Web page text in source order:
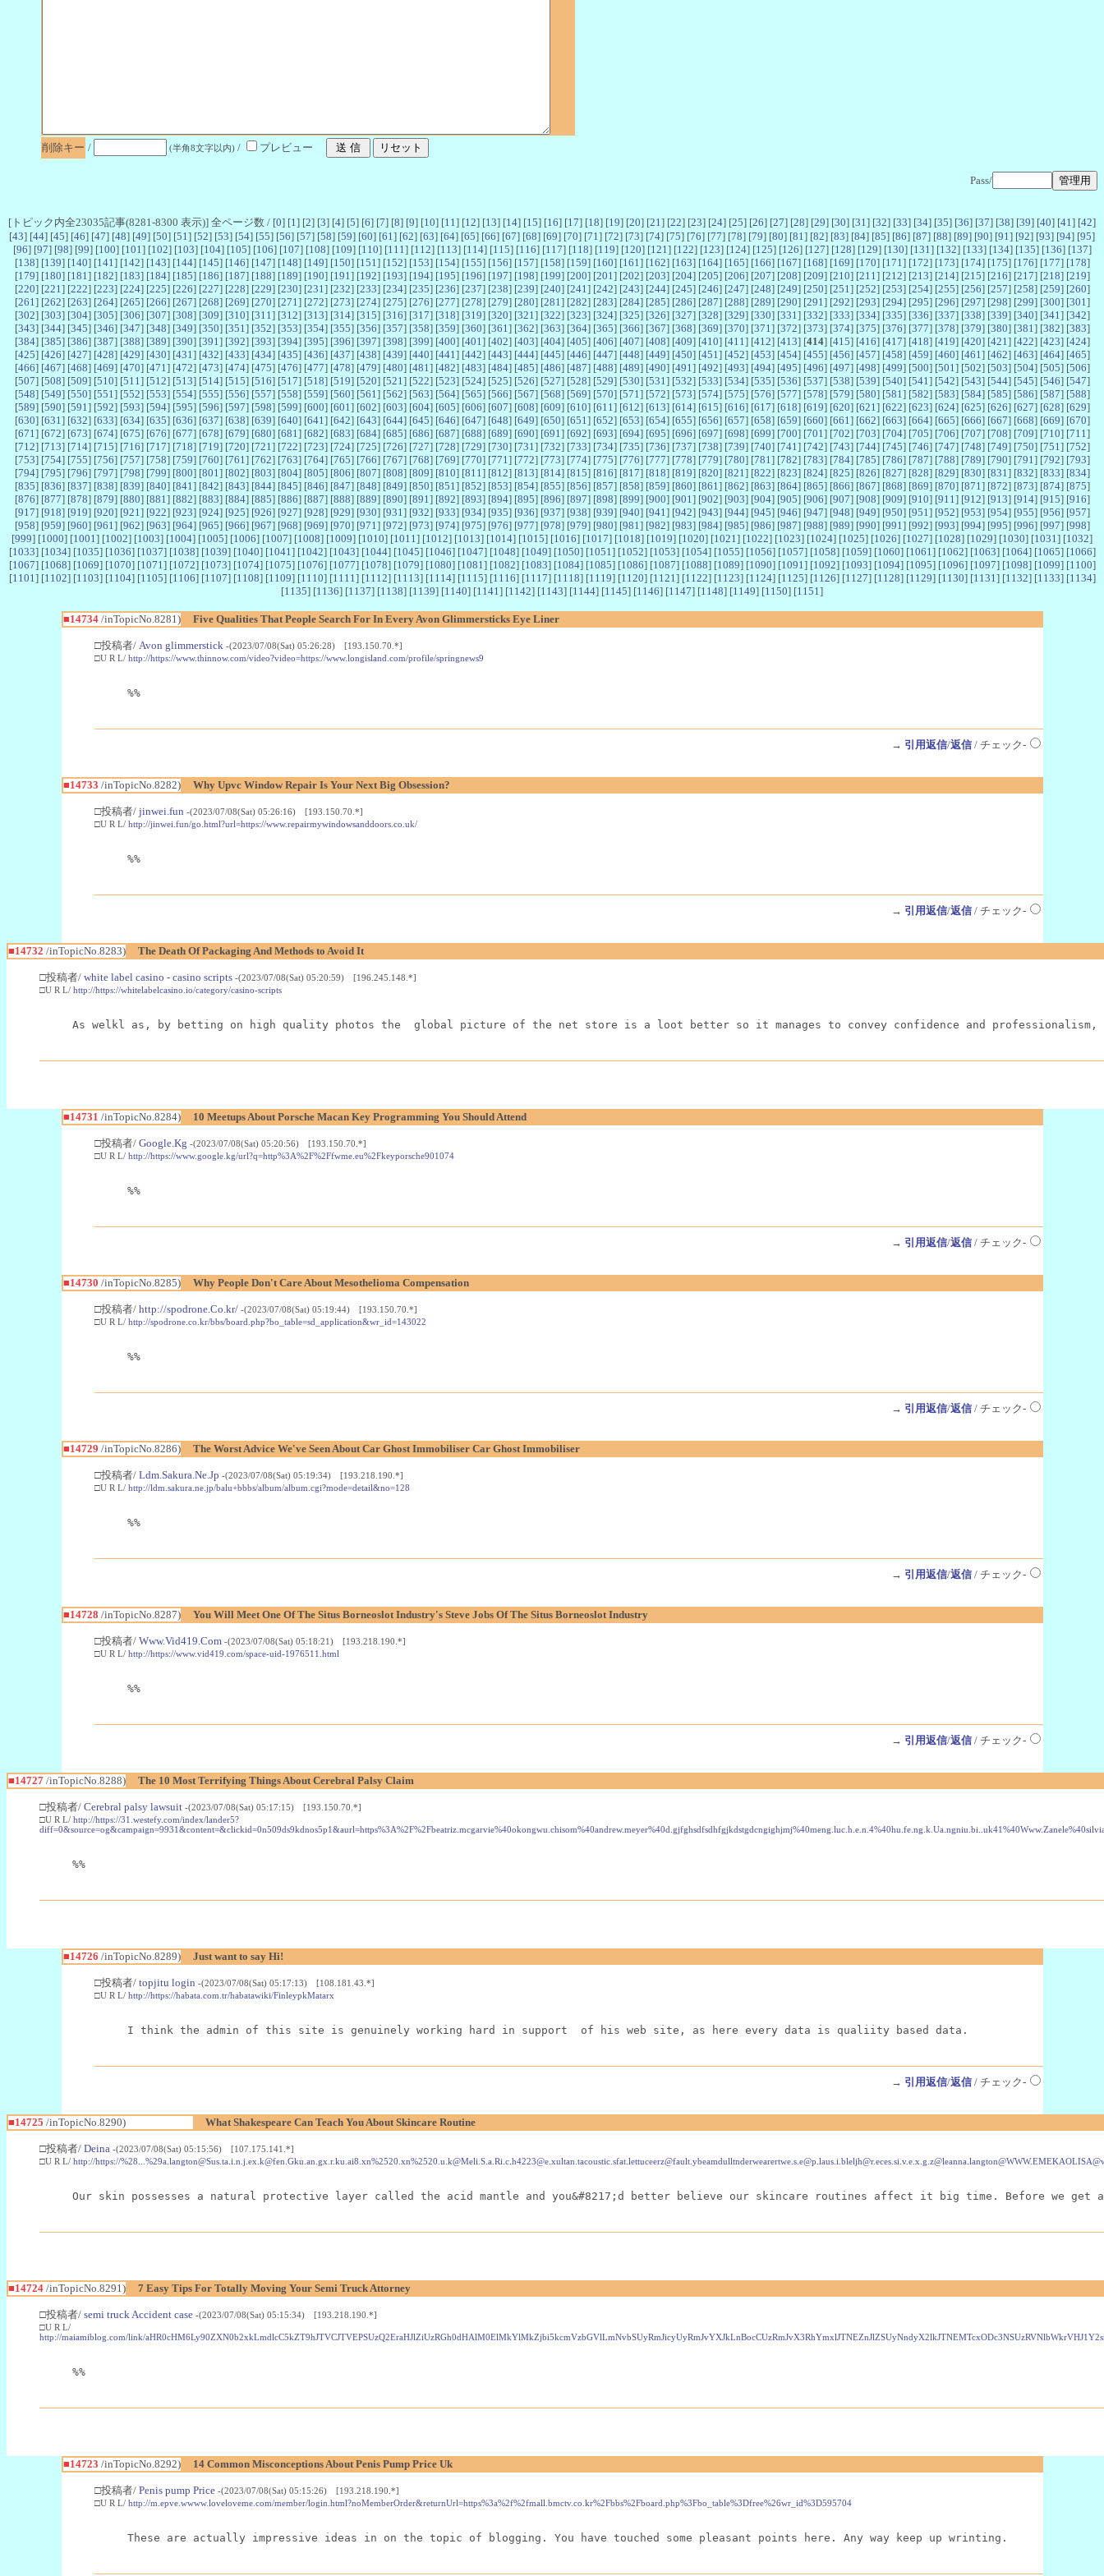
削除キー / (半角8文字以内) / プレビュー
Pass/
[トピック内全23035記事(8281-8300 表示)] 全ページ数 / [0] [1 ] [2] [3] [4] [5] [6] [7] [8] [9] [10] [11 ] [12] [13] [14] [15] [16] [17] [18] [19] [20] [21 ] [22] [23] [24] [25] [26] [27] [28] [29] [30] [31 ] [32] [33] [34] [35] [36] [37] [38] [39] [40] [41 ] [42]
[43] [44] [45] [46] [47] [48] [49] [50] [51 ] [52] [53] [54] [55] [56] [57] [58] [59] [60] [61 ] [62] [63] [64] [65] [66] [67] [68] [69] [70] [71 ] [72] [73] [74] [75] [76] [77] [78] [79] [80] [81 ] [82] [83] [84] [85] [86] [87] [88] [89] [90] [91 ] [92] [93] [94] [95]
[96] [97] [98] [99] [100] [101 ] [102] [103] [104] [105] [106] [107] [108] [109] [110] [111 ] [112] [113] [114] [115] [116] [117] [118] [119] [120] [121 ] [122] [123] [124] [125] [126] [127] [128] [129] [130] [131 ] [132] [133] [134] [135] [136] [137]
[138] [139] [140] [141 ] [142] [143] [144] [145] [146] [147] [148] [149] [150] [151 ] [152] [153] [154] [155] [156] [157] [158] [159] [160] [161 ] [162] [163] [164] [165] [166] [167] [168] [169] [170] [171 ] [172] [173] [174] [175] [176] [177] [178]
[179] [180] [181 ] [182] [183] [184] [185] [186] [187] [188] [189] [190] [191 ] [192] [193] [194] [195] [196] [197] [198] [199] [200] [201 ] [202] [203] [204] [205] [206] [207] [208] [209] [210] [211 ] [212] [213] [214] [215] [216] [217] [218] [219]
[220] [221 ] [222] [223] [224] [225] [226] [227] [228] [229] [230] [231 ] [232] [233] [234] [235] [236] [237] [238] [239] [240] [241 ] [242] [243] [244] [245] [246] [247] [248] [249] [250] [251 ] [252] [253] [254] [255] [256] [257] [258] [259] [260]
[261 ] [262] [263] [264] [265] [266] [267] [268] [269] [270] [271 ] [272] [273] [274] [275] [276] [277] [278] [279] [280] [281 ] [282] [283] [284] [285] [286] [287] [288] [289] [290] [291 ] [292] [293] [294] [295] [296] [297] [298] [299] [300] [301 ]
[302] [303] [304] [305] [306] [307] [308] [309] [310] [311 ] [312] [313] [314] [315] [316] [317] [318] [319] [320] [321 ] [322] [323] [324] [325] [326] [327] [328] [329] [330] [331 ] [332] [333] [334] [335] [336] [337] [338] [339] [340] [341 ] [342]
[343] [344] [345] [346] [347] [348] [349] [350] [351 ] [352] [353] [354] [355] [356] [357] [358] [359] [360] [361 ] [362] [363] [364] [365] [366] [367] [368] [369] [370] [371 ] [372] [373] [374] [375] [376] [377] [378] [379] [380] [381 ] [382] [383]
[384] [385] [386] [387] [388] [389] [390] [391 ] [392] [393] [394] [395] [396] [397] [398] [399] [400] [401 ] [402] [403] [404] [405] [406] [407] [408] [409] [410] [411 ] [412] [413] [414] [415] [416] [417] [418] [419] [420] [421 ] [422] [423] [424]
[425] [426] [427] [428] [429] [430] [431 ] [432] [433] [434] [435] [436] [437] [438] [439] [440] [441 ] [442] [443] [444] [445] [446] [447] [448] [449] [450] [451 ] [452] [453] [454] [455] [456] [457] [458] [459] [460] [461 ] [462] [463] [464] [465]
[466] [467] [468] [469] [470] [471 ] [472] [473] [474] [475] [476] [477] [478] [479] [480] [481 ] [482] [483] [484] [485] [486] [487] [488] [489] [490] [491 ] [492] [493] [494] [495] [496] [497] [498] [499] [500] [501 ] [502] [503] [504] [505] [506]
[507] [508] [509] [510] [511 ] [512] [513] [514] [515] [516] [517] [518] [519] [520] [521 ] [522] [523] [524] [525] [526] [527] [528] [529] [530] [531 ] [532] [533] [534] [535] [536] [537] [538] [539] [540] [541 ] [542] [543] [544] [545] [546] [547]
[548] [549] [550] [551 ] [552] [553] [554] [555] [556] [557] [558] [559] [560] [561 ] [562] [563] [564] [565] [566] [567] [568] [569] [570] [571 ] [572] [573] [574] [575] [576] [577] [578] [579] [580] [581 ] [582] [583] [584] [585] [586] [587] [588]
[589] [590] [591 ] [592] [593] [594] [595] [596] [597] [598] [599] [600] [601 ] [602] [603] [604] [605] [606] [607] [608] [609] [610] [611 ] [612] [613] [614] [615] [616] [617] [618] [619] [620] [621 ] [622] [623] [624] [625] [626] [627] [628] [629]
[630] [631 ] [632] [633] [634] [635] [636] [637] [638] [639] [640] [641 ] [642] [643] [644] [645] [646] [647] [648] [649] [650] [651 ] [652] [653] [654] [655] [656] [657] [658] [659] [660] [661 ] [662] [663] [664] [665] [666] [667] [668] [669] [670]
[671 ] [672] [673] [674] [675] [676] [677] [678] [679] [680] [681 ] [682] [683] [684] [685] [686] [687] [688] [689] [690] [691 ] [692] [693] [694] [695] [696] [697] [698] [699] [700] [701 ] [702] [703] [704] [705] [706] [707] [708] [709] [710] [711 ]
[712] [713] [714] [715] [716] [717] [718] [719] [720] [721 ] [722] [723] [724] [725] [726] [727] [728] [729] [730] [731 ] [732] [733] [734] [735] [736] [737] [738] [739] [740] [741 ] [742] [743] [744] [745] [746] [747] [748] [749] [750] [751 ] [752]
[753] [754] [755] [756] [757] [758] [759] [760] [761 ] [762] [763] [764] [765] [766] [767] [768] [769] [770] [771 ] [772] [773] [774] [775] [776] [777] [778] [779] [780] [781 ] [782] [783] [784] [785] [786] [787] [788] [789] [790] [791 ] [792] [793]
[794] [795] [796] [797] [798] [799] [800] [801 ] [802] [803] [804] [805] [806] [807] [808] [809] [810] [811 ] [812] [813] [814] [815] [816] [817] [818] [819] [820] [821 ] [822] [823] [824] [825] [826] [827] [828] [829] [830] [831 ] [832] [833] [834]
[835] [836] [837] [838] [839] [840] [841 ] [842] [843] [844] [845] [846] [847] [848] [849] [850] [851 ] [852] [853] [854] [855] [856] [857] [858] [859] [860] [861 ] [862] [863] [864] [865] [866] [867] [868] [869] [870] [871 ] [872] [873] [874] [875]
[876] [877] [878] [879] [880] [881 ] [882] [883] [884] [885] [886] [887] [888] [889] [890] [891 ] [892] [893] [894] [895] [896] [897] [898] [899] [900] [901 ] [902] [903] [904] [905] [906] [907] [908] [909] [910] [911 ] [912] [913] [914] [915] [916]
[917] [918] [919] [920] [921 ] [922] [923] [924] [925] [926] [927] [928] [929] [930] [931 ] [932] [933] [934] [935] [936] [937] [938] [939] [940] [941 ] [942] [943] [944] [945] [946] [947] [948] [949] [950] [951 ] [952] [953] [954] [955] [956] [957]
[958] [959] [960] [961 ] [962] [963] [964] [965] [966] [967] [968] [969] [970] [971 ] [972] [973] [974] [975] [976] [977] [978] [979] [980] [981 ] [982] [983] [984] [985] [986] [987] [988] [989] [990] [991 ] [992] [993] [994] [995] [996] [997] [998]
[999] [1000] [1001 ] [1002] [1003] [1004] [1005] [1006] [1007] [1008] [1009] [1010] [1011 ] [1012] [1013] [1014] [1015] [1016] [1017] [1018] [1019] [1020] [1021 ] [1022] [1023] [1024] [1025] [1026] [1027] [1028] [1029] [1030] [1031 ] [1032]
[1033] [1034] [1035] [1036] [1037] [1038] [1039] [1040] [1041 ] [1042] [1043] [1044] [1045] [1046] [1047] [1048] [1049] [1050] [1051 ] [1052] [1053] [1054] [1055] [1056] [1057] [1058] [1059] [1060] [1061 ] [1062] [1063] [1064] [1065] [1066]
[1067] [1068] [1069] [1070] [1071 ] [1072] [1073] [1074] [1075] [1076] [1077] [1078] [1079] [1080] [1081 ] [1082] [1083] [1084] [1085] [1086] [1087] [1088] [1089] [1090] [1091 ] [1092] [1093] [1094] [1095] [1096] [1097] [1098] [1099] [1100]
[1101 ] [1102] [1103] [1104] [1105] [1106] [1107] [1108] [1109] [1110] [1111 ] [1112] [1113] [1114] [1115] [1116] [1117] [1118] [1119] [1120] [1121 ] [1122] [1123] [1124] [1125] [1126] [1127] [1128] [1129] [1130] [1131 ] [1132] [1133] [1134]
[1135] [1136] [1137] [1138] [1139] [1140] [1141 ] [1142] [1143] [1144] [1145] [1146] [1147] [1148] [1149] [1150] [1151 ]
■14734/inTopicNo.8281) Five Qualities That People Search For In Every Avon Glimmersticks Eye Liner
□投稿者/ Avon glimmerstick -(2023/07/08(Sat) 05:26:28) [193.150.70.*]
□U R L/ http://https://www.thinnow.com/video?video=https://www.longisland.com/profile/springnews9
%%
→ 引用返信/返信/ チェック-
■14733 /inTopicNo.8282) Why Upvc Window Repair Is Your Next Big Obsession?
□投稿者/ jinwei.fun -(2023/07/08(Sat) 05:26:16) [193.150.70.*]
□U R L/ http://jinwei.fun/go.html?url=https://www.repairmywindowsanddoors.co.uk/
%%
→ 引用返信/返信/ チェック-
■14732 /inTopicNo.8283) The Death Of Packaging And Methods to Avoid It
□投稿者/ white label casino - casino scripts -(2023/07/08(Sat) 05:20:59) [196.245.148.*]
□U R L/ http://https://whitelabelcasino.io/category/casino-scripts
As welkl as, by betting on high quality photos the  global picture of the net store is a loot better so it manages to convey confidence and
■14731 /inTopicNo.8284) 10 Meetups About Porsche Macan Key Programming You Should Attend
□投稿者/ Google.Kg -(2023/07/08(Sat) 05:20:56) [193.150.70.*]
□U R L/ http://https://www.google.kg/url?q=http%3A%2F%2Ffwme.eu%2Fkeyporsche901074
%%
→ 引用返信/返信/ チェック-
■14730 /inTopicNo.8285) Why People Don't Care About Mesothelioma Compensation
□投稿者/ http://spodrone.Co.kr/ -(2023/07/08(Sat) 05:19:44) [193.150.70.*]
□U R L/ http://spodrone.co.kr/bbs/board.php?bo_table=sd_application&wr_id=143022
%%
→ 引用返信/返信/ チェック-
■14729 /inTopicNo.8286) The Worst Advice We've Seen About Car Ghost Immobiliser Car Ghost Immobiliser
□投稿者/ Ldm.Sakura.Ne.Jp -(2023/07/08(Sat) 05:19:34) [193.218.190.*]
□U R L/ http://ldm.sakura.ne.jp/balu+bbbs/album/album.cgi?mode=detail&no=128
%%
→ 引用返信/返信/ チェック-
■14728 /inTopicNo.8287) You Will Meet One Of The Situs Borneoslot Industry's Steve Jobs Of The Situs Borneoslot Industry
□投稿者/ Www.Vid419.Com -(2023/07/08(Sat) 05:18:21) [193.218.190.*]
□U R L/ http://https://www.vid419.com/space-uid-1976511.html
%%
→ 引用返信/返信/ チェック-
■14727 /inTopicNo.8288) The 10 Most Terrifying Things About Cerebral Palsy Claim
□投稿者/ Cerebral palsy lawsuit -(2023/07/08(Sat) 05:17:15) [193.150.70.*]
□U R L/ http://https://31.westefy.com/index/lander5?
%%
■14726 /inTopicNo.8289) Just want to say Hi!
□投稿者/ topjitu login -(2023/07/08(Sat) 05:17:13) [108.181.43.*]
□U R L/ http://https://habata.com.tr/habatawiki/FinleypkMatarx
I think the admin of this site is genuinely working hard in support  of his web site, as here every data is qualiity based data.
→ 引用返信/返信/ チェック-
■14725 /inTopicNo.8290) What Shakespeare Can Teach You About Skincare Routine
□投稿者/ Deina -(2023/07/08(Sat) 05:15:56) [107.175.141.*]
□U R L/ http://https://
Our skin possesses a natural protective layer called the acid mantle and you&#8217;d better believe our skincare routines affect it big time. Before we get
■14724 /inTopicNo.8291) 7 Easy Tips For Totally Moving Your Semi Truck Attorney
□投稿者/ semi truck Accident case -(2023/07/08(Sat) 05:15:34) [193.218.190.*]
□U R L/
http://maiamiblog.com/link/
%%
■14723 /inTopicNo.8292) 14 Common Misconceptions About Penis Pump Price Uk
□投稿者/ Penis pump Price -(2023/07/08(Sat) 05:15:26) [193.218.190.*]
□U R L/ http://m.epve.wwww.loveloveme.com/member/login.html?noMemberOrder&returnUrl=https%3a%2f%2fmall.bmctv.co.kr%2Fbbs%2Fboard.php%3Fbo_table%3Dfree%26wr_id%3D595704
These are actually impressive ideas in on the topic of blogging. You have touched some pleasant points here. Any way keep up wrinting.